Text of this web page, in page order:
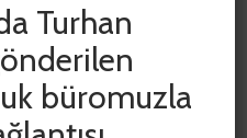
Turhan
büromuzla